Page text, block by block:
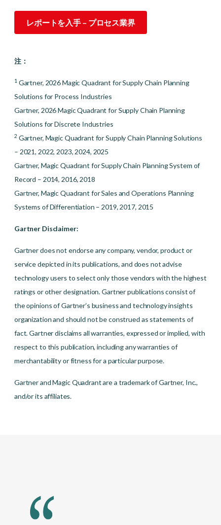
レポートを入手 – プロセス業界
注：
1Gartner, 2026 Magic Quadrant for Supply Chain Planning
Solutions for Process Industries
Gartner, 2026 Magic Quadrant for Supply Chain Planning
Solutions for Discrete Industries
2 Gartner, Magic Quadrant for Supply Chain Planning Solutions
– 2021, 2022, 2023, 2024, 2025
Gartner, Magic Quadrant for Supply Chain Planning System of
Record – 2014, 2016, 2018
Gartner, Magic Quadrant for Sales and Operations Planning
Systems of Differentiation – 2019, 2017, 2015
Gartner Disclaimer:
Gartner does not endorse any company, vendor, product or
service depicted in its publications, and does not advise
technology users to select only those vendors with the highest
ratings or other designation. Gartner publications consist of
the opinions of Gartner’s business and technology insights
organization and should not be construed as statements of
fact. Gartner disclaims all warranties, expressed or implied, with
respect to this publication, including any warranties of
merchantability or fitness for a particular purpose.
Gartner and Magic Quadrant are a trademark of Gartner, Inc.,
and/or its affiliates.